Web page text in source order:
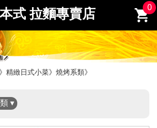
式 拉麵專賣店 0
精緻日式小菜 燒烤系類
▾
✖